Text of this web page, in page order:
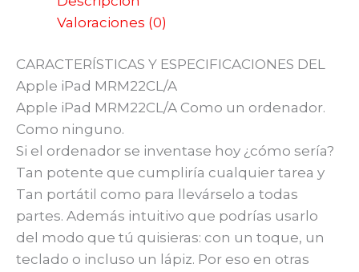
Valoraciones (0)
CARACTERÍSTICAS Y ESPECIFICACIONES DEL
Apple iPad MRM22CL/A
Apple iPad MRM22CL/A Como un ordenador.
Como ninguno.
Si el ordenador se inventase hoy ¿cómo sería?
Tan potente que cumpliría cualquier tarea y
Tan portátil como para llevárselo a todas
partes. Además intuitivo que podrías usarlo
del modo que tú quisieras: con un toque, un
teclado o incluso un lápiz. Por eso en otras